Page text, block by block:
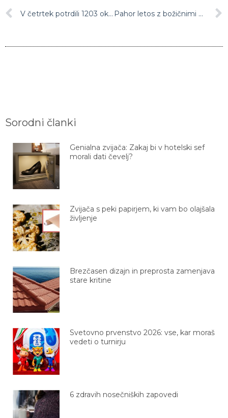
V četrtek potrdili 1203 okužbe z novim koronavirusom Pahor letos z božičnimi piškoti obdaril zaposlene na infekcijski kliniki
Sorodni članki
Genialna zvijača: Zakaj bi v hotelski sef
morali dati čevelj?
Zvijača s peki papirjem, ki vam bo olajšala
življenje
Brezčasen dizajn in preprosta zamenjava
stare kritine
Svetovno prvenstvo 2026: vse, kar moraš
vedeti o turnirju
6 zdravih nosečniških zapovedi